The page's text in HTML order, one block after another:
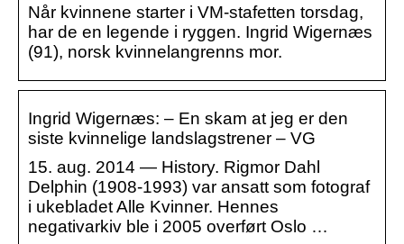
Når kvinnene starter i VM-stafetten torsdag,
har de en legende i ryggen. Ingrid Wigernæs
(91), norsk kvinnelangrenns mor.
Ingrid Wigernæs: – En skam at jeg er den
siste kvinnelige landslagstrener – VG
15. aug. 2014 — History. Rigmor Dahl
Delphin (1908-1993) var ansatt som fotograf
i ukebladet Alle Kvinner. Hennes
negativarkiv ble i 2005 overført Oslo …